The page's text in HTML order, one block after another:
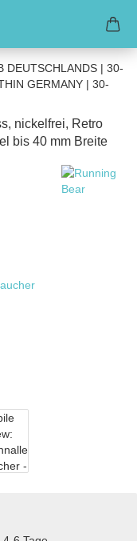
DEUTSCHLANDS | 30-
GERMANY | 30-
nickelfrei, Retro
bis 40 mm Breite